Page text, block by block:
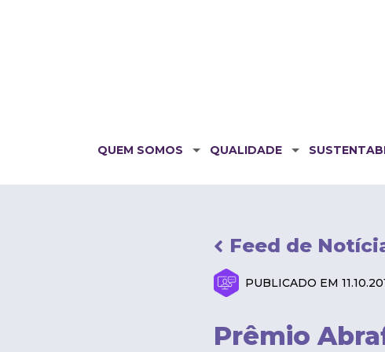
QUEM SOMOS QUALIDADE
Feed de
PUBLICADO EM
Prêmio